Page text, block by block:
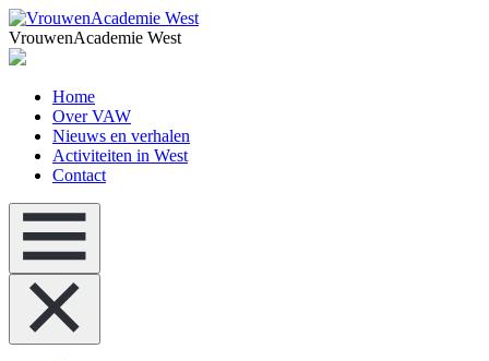
VrouwenAcademie West
Home
Over VAW
Nieuws en verhalen
Activiteiten in West
Contact